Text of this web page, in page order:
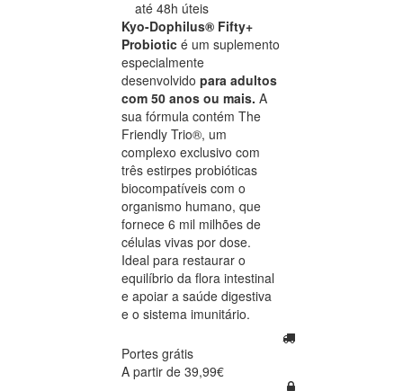
até 48h úteis
Kyo-Dophilus® Fifty+
Probiotic é um suplemento
especialmente
desenvolvido para adultos
com 50 anos ou mais. A
sua fórmula contém The
Friendly Trio®, um
complexo exclusivo com
três estirpes probióticas
biocompatíveis com o
organismo humano, que
fornece 6 mil milhões de
células vivas por dose.
Ideal para restaurar o
equilíbrio da flora intestinal
e apoiar a saúde digestiva
e o sistema imunitário.
Portes grátis
A partir de 39,99€